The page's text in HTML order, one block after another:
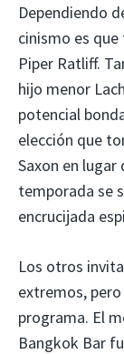
Dependiendo
cinismo es
Piper Ratliff.
hijo menor
potencial
elección que
Saxon en lugar
temporada se
encrucijada
Los otros
extremos,
programa. El
Bangkok Bar